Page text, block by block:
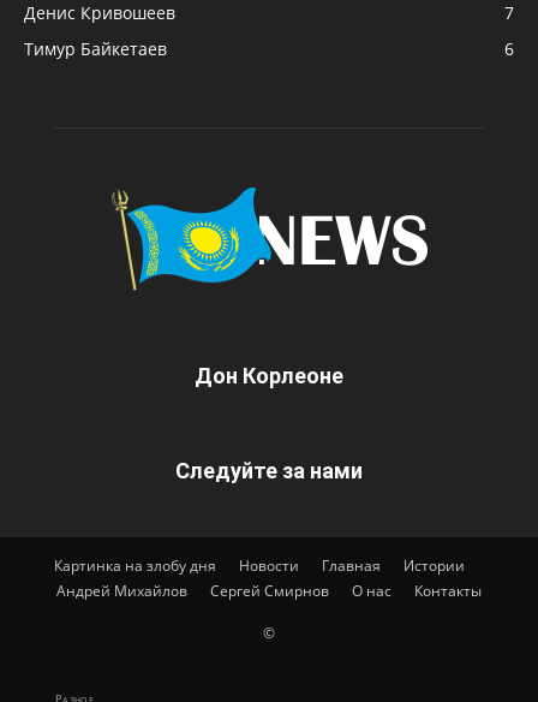
Денис Кривошеев
7
Тимур Байкетаев
6
Дон Корлеоне
Следуйте за нами
Картинка на злобу дня Новости Главная
Истории
Андрей Михайлов
Сергей Смирнов О нас Контакты
©